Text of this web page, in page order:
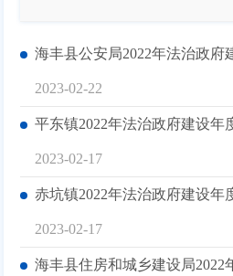
海丰县公安局2022年法治政府
2023-02-22
平东镇2022年法治政府建设年
2023-02-17
赤坑镇2022年法治政府建设年
2023-02-17
海丰县住房和城乡建设局2022